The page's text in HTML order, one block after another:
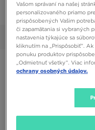
Zoradiť:Odporúčané
Vybrané: M Vyčistiť
Vašom správaní na našej
personalizovaného priamo
prispôsobených Vašim
či zapamätania si vybraných
nastavenia týkajúce sa
kliknutím na „Prispôsobiť”.
ponuku produktov
„Odmietnuť všetky”. Viac
ochrany osobných údajov.